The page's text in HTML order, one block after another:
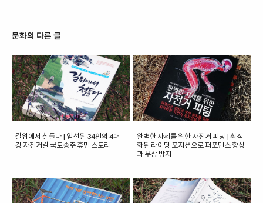
문화의 다른 글
길위에서 철들다 | 엄선된 34인의 4대
강 자전거길 국토종주 휴먼 스토리
완벽한 자세를 위한 자전거 피팅 | 최적
화된 라이딩 포지션으로 퍼포먼스 향상
과 부상 방지